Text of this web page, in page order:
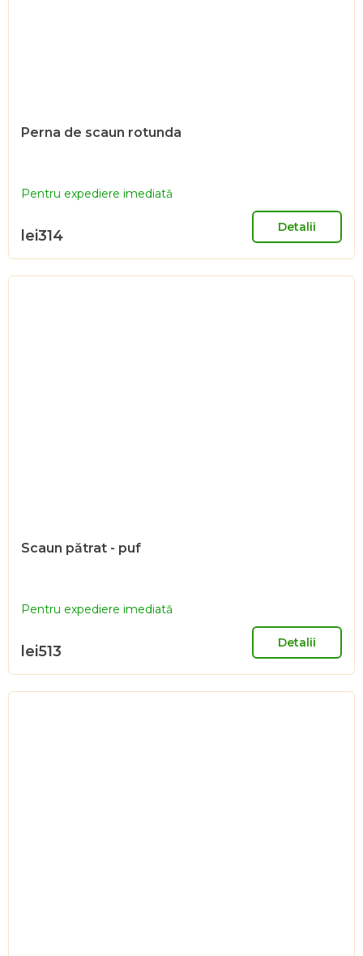
Perna de scaun rotunda
Pentru expediere imediată
lei314 Detalii
Scaun pătrat - puf
Pentru expediere imediată
lei513 Detalii